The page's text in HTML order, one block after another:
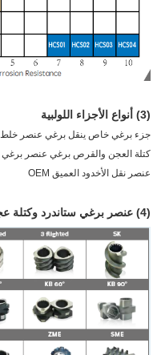
(3) أنواع الأجزاء اللولبية
جزء برغي خاص ينقل برغي عنصر
كتلة العجن والقرص برغي عنصر برغي
عنصر نقل الأخدود العميق OEM
(4) عنصر برغي ستاندرد وكتلة عجن